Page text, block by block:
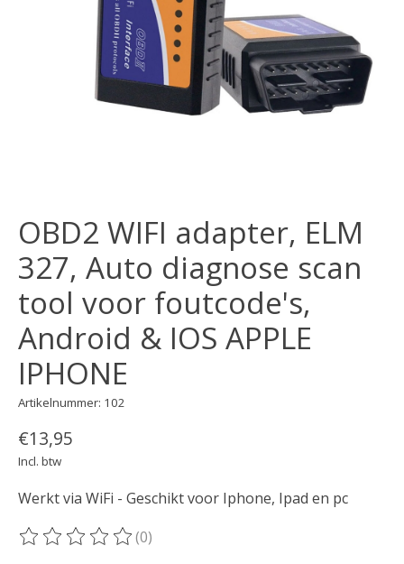
OBD2 WIFI adapter, ELM
327, Auto diagnose scan
tool voor foutcode's,
Android & IOS APPLE
IPHONE
Artikelnummer: 102
€13,95
Incl. btw
Werkt via WiFi - Geschikt voor Iphone, Ipad en pc
De beoordeling van dit product is
(0)